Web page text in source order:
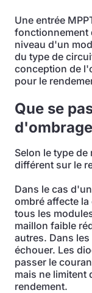
Une entrée
fonctionnement
niveau d'un
du type de
conception de
pour le
Que se
Selon le type
différent sur le
Dans le cas d'un
ombré affecte
tous les
maillon faible
autres. Dans
échouer. Les
passer le
mais ne limitent
rendement.